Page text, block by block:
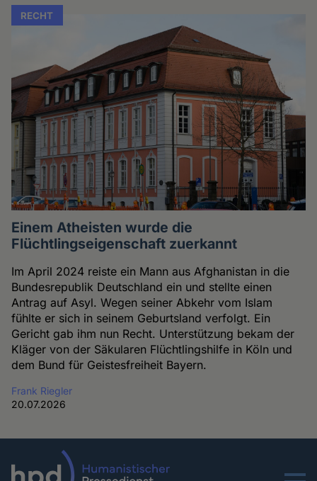
RECHT
Einem Atheisten wurde die
Flüchtlingseigenschaft zuerkannt
Im April 2024 reiste ein Mann aus Afghanistan in die
Bundesrepublik Deutschland ein und stellte einen
Antrag auf Asyl. Wegen seiner Abkehr vom Islam
fühlte er sich in seinem Geburtsland verfolgt. Ein
Gericht gab ihm nun Recht. Unterstützung bekam der
Kläger von der Säkularen Flüchtlingshilfe in Köln und
dem Bund für Geistesfreiheit Bayern.
Frank Riegler
20.07.2026